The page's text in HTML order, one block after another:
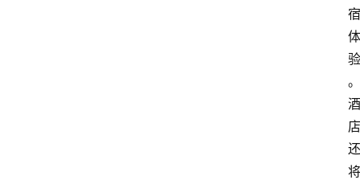
宿
体
验
。
酒
店
还
将